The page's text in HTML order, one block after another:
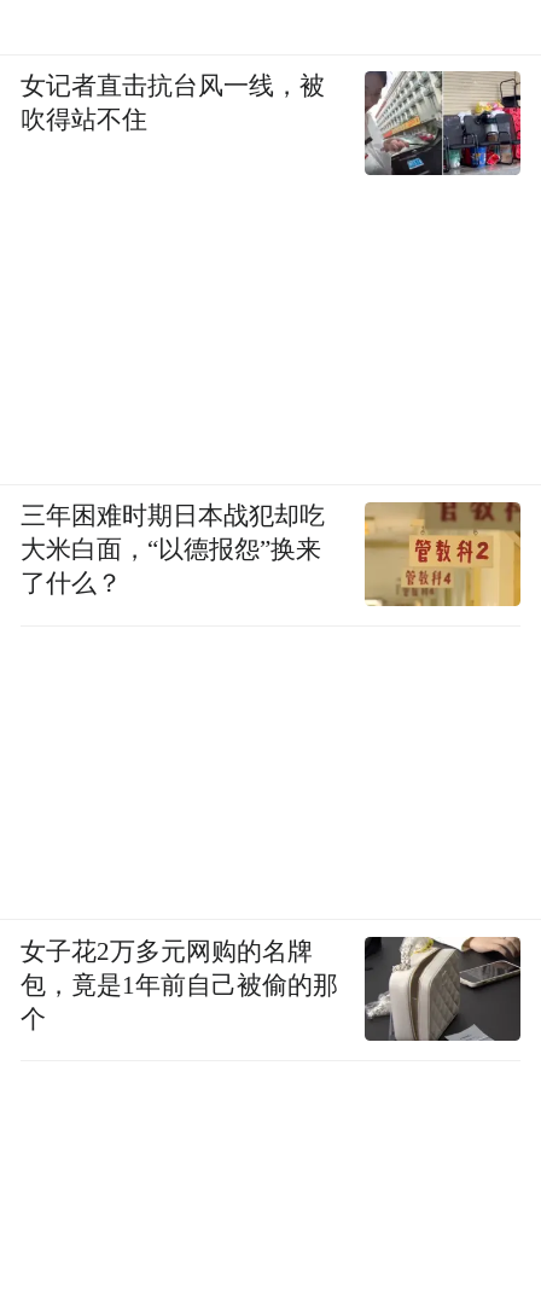
女记者直击抗台风一线，被
吹得站不住
三年困难时期日本战犯却吃
大米白面，“以德报怨”换来
了什么？
女子花2万多元网购的名牌
包，竟是1年前自己被偷的那
个